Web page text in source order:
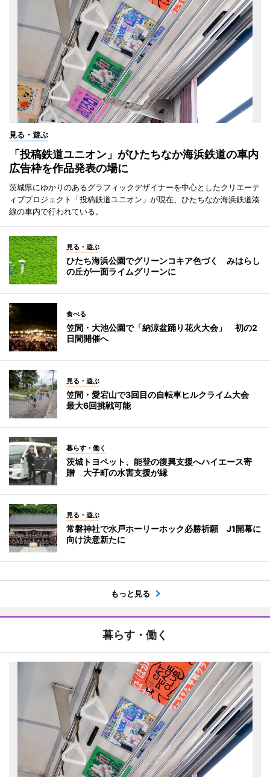
見る・遊ぶ
「投稿鉄道ユニオン」がひたちなか海浜鉄道の車内
広告枠を作品発表の場に
茨城県にゆかりのあるグラフィックデザイナーを中心としたクリエーテ
ィブプロジェクト「投稿鉄道ユニオン」が現在、ひたちなか海浜鉄道湊
線の車内で行われている。
見る・遊ぶ
ひたち海浜公園でグリーンコキア色づく みはらし
の丘が一面ライムグリーンに
食べる
笠間・大池公園で「納涼盆踊り花火大会」 初の2
日間開催へ
見る・遊ぶ
笠間・愛宕山で3回目の自転車ヒルクライム大会
最大6回挑戦可能
暮らす・働く
茨城トヨペット、能登の復興支援へハイエース寄
贈 大子町の水害支援が縁
見る・遊ぶ
常磐神社で水戸ホーリーホック必勝祈願 J1開幕に
向け決意新たに
もっと見る
暮らす・働く